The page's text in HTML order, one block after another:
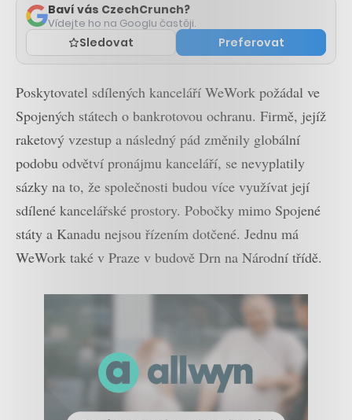
Baví vás CzechCrunch?
Vídejte ho na Googlu častěji.
Sledovat Preferovat
Poskytovatel sdílených kanceláří WeWork požádal ve
Spojených státech o bankrotovou ochranu. Firmě, jejíž
raketový vzestup a následný pád změnily globální
podobu odvětví pronájmu kanceláří, se nevyplatily
sázky na to, že společnosti budou více využívat její
sdílené kancelářské prostory. Pobočky mimo Spojené
státy a Kanadu nejsou řízením dotčené. Jednu má
WeWork také v Praze v budově Drn na Národní třídě.